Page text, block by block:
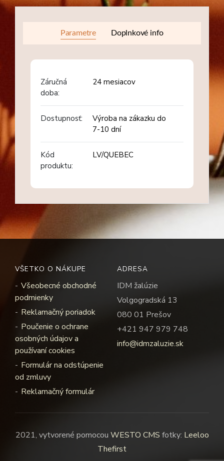
Parametre Doplnkové info
Záručná
doba:
24 mesiacov
Dostupnosť:
Výroba na zákazku do
7-10 dní
Kód
produktu:
LV/QUEBEC
VŠETKO O NÁKUPE
Všeobecné obchodné
podmienky
Reklamačný poriadok
Poučenie o ochrane
osobných údajov a
používaní cookies
Formulár na odstúpenie
od zmluvy
Reklamačný formulár
ADRESA
IDM žalúzie
Volgogradská 13
080 01 Prešov
+421 947 979 748
info@idmzaluzie.sk
2021, vytvorené pomocou WESTO CMS fotky: Leeloo
Thefirst